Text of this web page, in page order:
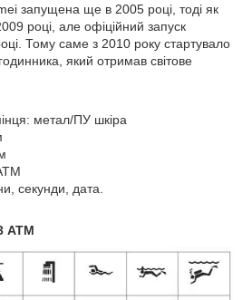
запущена ще в 2005 році, тоді як
році, але офіційний запуск
Тому саме з 2010 року стартувало
який отримав світове
метал/ПУ шкіра
секунди, дата.
ATM